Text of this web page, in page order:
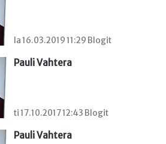
la 16.03.2019 11:29 Blogit
Pauli Vahtera
ti 17.10.2017 12:43 Blogit
Pauli Vahtera